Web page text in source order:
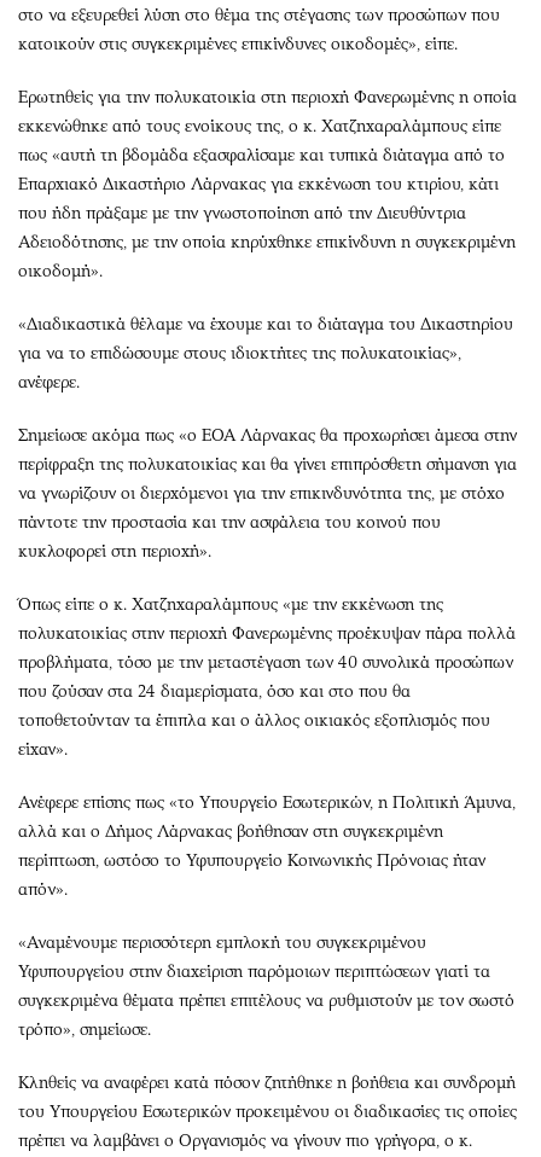
στο να εξευρεθεί λύση στο θέμα της στέγασης των προσώπων που
κατοικούν στις συγκεκριμένες επικίνδυνες οικοδομές», είπε.
Ερωτηθείς για την πολυκατοικία στη περιοχή Φανερωμένης η οποία
εκκενώθηκε από τους ενοίκους της, ο κ. Χατζηχαραλάμπους είπε
πως «αυτή τη βδομάδα εξασφαλίσαμε και τυπικά διάταγμα από το
Επαρχιακό Δικαστήριο Λάρνακας για εκκένωση του κτιρίου, κάτι
που ήδη πράξαμε με την γνωστοποίηση από την Διευθύντρια
Αδειοδότησης, με την οποία κηρύχθηκε επικίνδυνη η συγκεκριμένη
οικοδομή».
«Διαδικαστικά θέλαμε να έχουμε και το διάταγμα του Δικαστηρίου
για να το επιδώσουμε στους ιδιοκτήτες της πολυκατοικίας»,
ανέφερε.
Σημείωσε ακόμα πως «ο ΕΟΑ Λάρνακας θα προχωρήσει άμεσα στην
περίφραξη της πολυκατοικίας και θα γίνει επιπρόσθετη σήμανση για
να γνωρίζουν οι διερχόμενοι για την επικινδυνότητα της, με στόχο
πάντοτε την προστασία και την ασφάλεια του κοινού που
κυκλοφορεί στη περιοχή».
Όπως είπε ο κ. Χατζηχαραλάμπους «με την εκκένωση της
πολυκατοικίας στην περιοχή Φανερωμένης προέκυψαν πάρα πολλά
προβλήματα, τόσο με την μεταστέγαση των 40 συνολικά προσώπων
που ζούσαν στα 24 διαμερίσματα, όσο και στο που θα
τοποθετούνταν τα έπιπλα και ο άλλος οικιακός εξοπλισμός που
είχαν».
Ανέφερε επίσης πως «το Υπουργείο Εσωτερικών, η Πολιτική Άμυνα,
αλλά και ο Δήμος Λάρνακας βοήθησαν στη συγκεκριμένη
περίπτωση, ωστόσο το Υφυπουργείο Κοινωνικής Πρόνοιας ήταν
απόν».
«Αναμένουμε περισσότερη εμπλοκή του συγκεκριμένου
Υφυπουργείου στην διαχείριση παρόμοιων περιπτώσεων γιατί τα
συγκεκριμένα θέματα πρέπει επιτέλους να ρυθμιστούν με τον σωστό
τρόπο», σημείωσε.
Κληθείς να αναφέρει κατά πόσον ζητήθηκε η βοήθεια και συνδρομή
του Υπουργείου Εσωτερικών προκειμένου οι διαδικασίες τις οποίες
πρέπει να λαμβάνει ο Οργανισμός να γίνουν πιο γρήγορα, ο κ.